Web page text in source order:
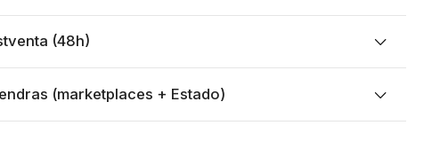
(48h)
(marketplaces + Estado)